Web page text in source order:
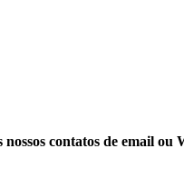
contatos de email ou